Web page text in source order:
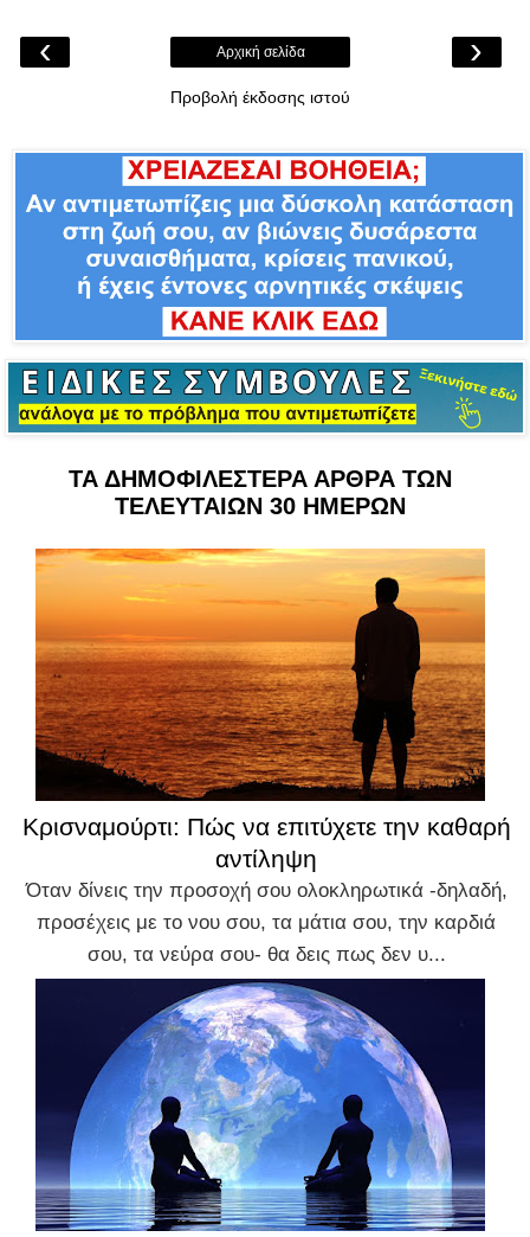
‹ ›
Αρχική σελίδα
Προβολή έκδοσης ιστού
ΤΑ ΔΗΜΟΦΙΛΕΣΤΕΡΑ ΑΡΘΡΑ ΤΩΝ
ΤΕΛΕΥΤΑΙΩΝ 30 ΗΜΕΡΩΝ
Κρισναμούρτι: Πώς να επιτύχετε την καθαρή
αντίληψη
Όταν δίνεις την προσοχή σου ολοκληρωτικά -δηλαδή,
προσέχεις με το νου σου, τα μάτια σου, την καρδιά
σου, τα νεύρα σου- θα δεις πως δεν υ...